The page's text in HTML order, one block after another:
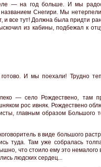
— на год больше. И мы
Снегири. Мы
и все тут! Должна была придти
из кабины, подбежал к
И мы поехали! Трудно
— село Рождествено, там
рос ивняк. Рождествено
главным образом Большого
в виде большого
туда. Там уже собралась
что стоило ему это немалого
людских сердец...